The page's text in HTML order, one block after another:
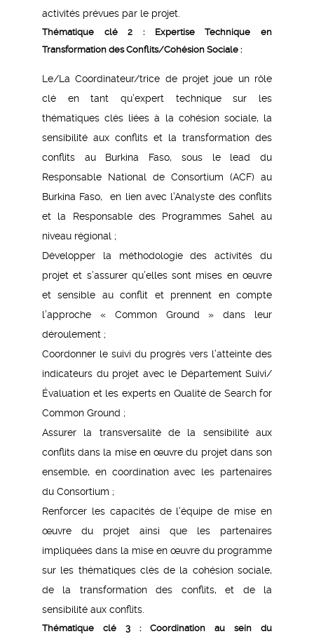
activités prévues par le projet.
Thématique clé 2 : Expertise Technique en
Transformation des Conflits/Cohésion Sociale :
Le/La Coordinateur/trice de projet joue un rôle
clé en tant qu’expert technique sur les
thématiques clés liées à la cohésion sociale, la
sensibilité aux conflits et la transformation des
conflits au Burkina Faso, sous le lead du
Responsable National de Consortium (ACF) au
Burkina Faso, en lien avec l’Analyste des conflits
et la Responsable des Programmes Sahel au
niveau régional ;
Développer la méthodologie des activités du
projet et s’assurer qu’elles sont mises en œuvre
et sensible au conflit et prennent en compte
l’approche « Common Ground » dans leur
déroulement ;
Coordonner le suivi du progrès vers l’atteinte des
indicateurs du projet avec le Département Suivi/
Évaluation et les experts en Qualité de Search for
Common Ground ;
Assurer la transversalité de la sensibilité aux
conflits dans la mise en œuvre du projet dans son
ensemble, en coordination avec les partenaires
du Consortium ;
Renforcer les capacités de l’équipe de mise en
œuvre du projet ainsi que les partenaires
impliquées dans la mise en œuvre du programme
sur les thématiques clés de la cohésion sociale,
de la transformation des conflits, et de la
sensibilité aux conflits.
Thématique clé 3 : Coordination au sein du